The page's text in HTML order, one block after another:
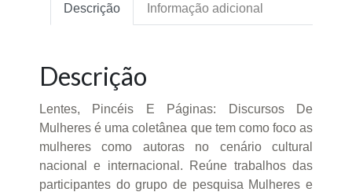
Descrição Informação adicional
Descrição
Lentes, Pincéis E Páginas: Discursos De
Mulheres é uma coletânea que tem como foco as
mulheres como autoras no cenário cultural
nacional e internacional. Reúne trabalhos das
participantes do grupo de pesquisa Mulheres e